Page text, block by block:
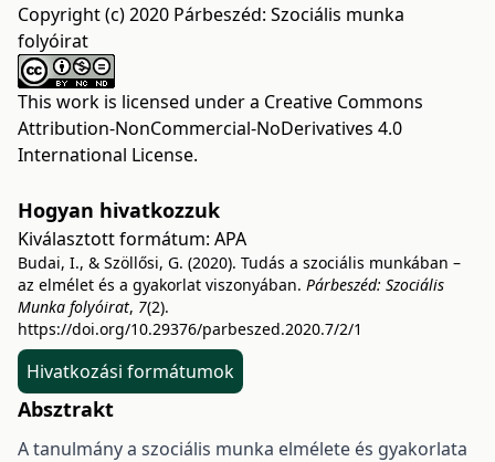
Copyright (c) 2020 Párbeszéd: Szociális munka
folyóirat
This work is licensed under a Creative Commons
Attribution-NonCommercial-NoDerivatives 4.0
International License.
Hogyan hivatkozzuk
Kiválasztott formátum: APA
Budai, I., & Szöllősi, G. (2020). Tudás a szociális munkában –
az elmélet és a gyakorlat viszonyában. Párbeszéd: Szociális
Munka folyóirat, 7(2).
https://doi.org/10.29376/parbeszed.2020.7/2/1
Hivatkozási formátumok
Absztrakt
A tanulmány a szociális munka elmélete és gyakorlata